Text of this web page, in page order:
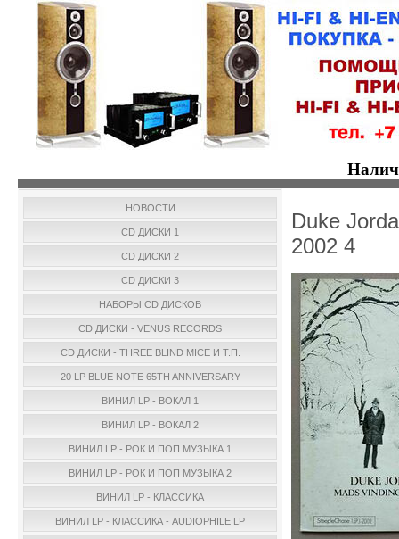
НОВОСТИ
CD ДИСКИ 1
CD ДИСКИ 2
CD ДИСКИ 3
НАБОРЫ CD ДИСКОВ
CD ДИСКИ - VENUS RECORDS
CD ДИСКИ - THREE BLIND MICE И Т.П.
20 LP BLUE NOTE 65TH ANNIVERSARY
ВИНИЛ LP - ВОКАЛ 1
ВИНИЛ LP - ВОКАЛ 2
ВИНИЛ LP - РОК И ПОП МУЗЫКА 1
ВИНИЛ LP - РОК И ПОП МУЗЫКА 2
ВИНИЛ LP - КЛАССИКА
ВИНИЛ LP - КЛАССИКА - AUDIOPHILE LP
Duke
2002 4